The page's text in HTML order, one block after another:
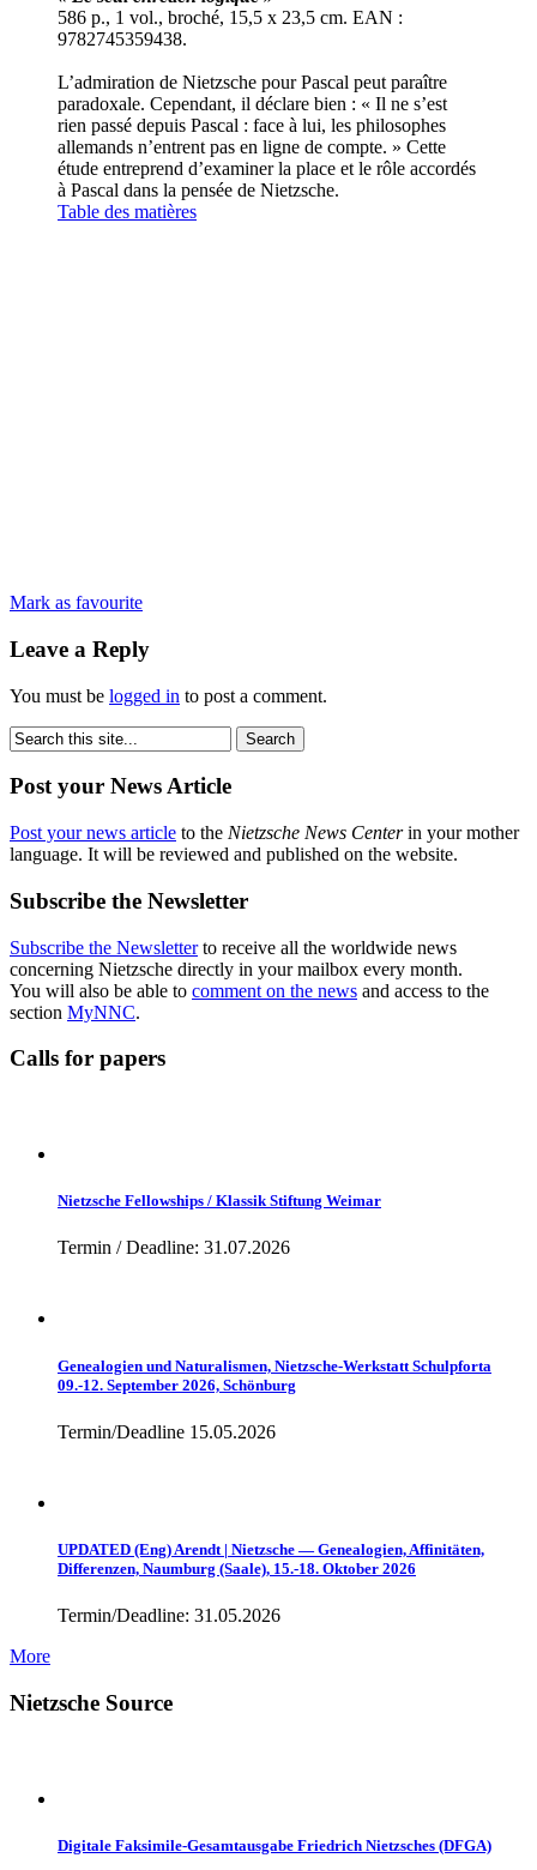
586 p., 1 vol., broché, 15,5 x 23,5 cm. EAN :
9782745359438.
L’admiration de Nietzsche pour Pascal peut paraître
paradoxale. Cependant, il déclare bien : « Il ne s’est
rien passé depuis Pascal : face à lui, les philosophes
allemands n’entrent pas en ligne de compte. » Cette
étude entreprend d’examiner la place et le rôle accordés
à Pascal dans la pensée de Nietzsche.
Table des matières
Mark as favourite
Leave a Reply
You must be logged in to post a comment.
Post your News Article
Post your news article to the Nietzsche News Centerin your mother
language. It will be reviewed and published on the website.
Subscribe the Newsletter
Subscribe the Newsletterto receive all the worldwide news
concerning Nietzsche directly in your mailbox every month.
You will also be able to comment on the news and access to the
section MyNNC.
Calls for papers
Nietzsche Fellowships / Klassik Stiftung Weimar
Termin / Deadline: 31.07.2026
Genealogien und Naturalismen, Nietzsche-Werkstatt Schulpforta
09.-12. September 2026, Schönburg
Termin/Deadline 15.05.2026
UPDATED (Eng) Arendt | Nietzsche — Genealogien, Affinitäten,
Differenzen, Naumburg (Saale), 15.-18. Oktober 2026
Termin/Deadline: 31.05.2026
More
Nietzsche Source
Digitale Faksimile-Gesamtausgabe Friedrich Nietzsches (DFGA)